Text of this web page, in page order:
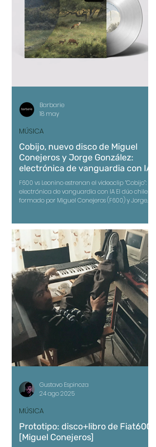
Cobijo, nuevo disco de Miguel
Conejeros y Jorge González:
electrónica de vanguardia con IA
F600 vs Leonino estrenan el videoclip “Cobijo”:
electrónica de vanguardia con IA El dúo chileno
formado por Miguel Conejeros (F600) y Jorge
experimental mezclada y masterizada por el
productor alemán Atom TM, define el concepto
central del disco: la música como refugio
definitivo.
MÚSICA
Barbarie
18 may
Prototipo: disco+libro de Fiat600
[Miguel Conejeros]
MÚSICA
Gustavo Espinoza
24 ago 2025